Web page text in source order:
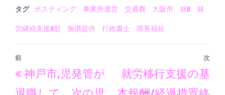
bo
ok
tt
er
ail
タグ ポスティング 事業所運営 交通費 大阪市 就B 就
労継続支援B型 無償提供 行政書士 障害福祉
投
稿
過
去
前
神戸市,児発管が
次
次
就労移行支援の基